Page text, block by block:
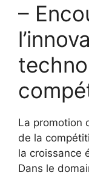
–
La promotion
de la
la croissance
Dans ⁢le⁢